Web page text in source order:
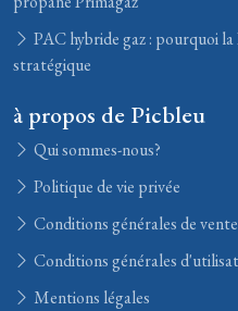
PAC hybride gaz : pourquoi
stratégique
à propos de Picbleu
Qui sommes-nous?
Politique de vie privée
Conditions générales de vente
Conditions générales
Mentions légales